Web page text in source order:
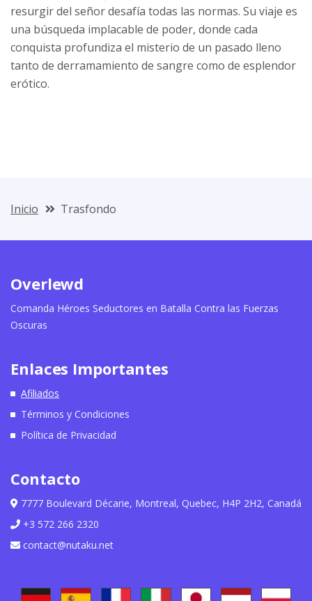
resurgir del señor desafía todas las normas. Su viaje es
una búsqueda implacable de poder, donde cada
conquista profundiza el misterio de un pasado lleno
tanto de derramamiento de sangre como de esplendor
erótico.
Inicio Trasfondo
Overlewd
Comanda Héroes Seductores en Batalla Contra las Fuerzas
Oscuras
Enlaces Importantes
Afiliados
Términos y Condiciones
Política de Privacidad
Contacto
7777 Boulevard Décarie, Montreal, Quebec, H4P 2H2, Canadá
+3 572 266 2320
contact@nutaku.net